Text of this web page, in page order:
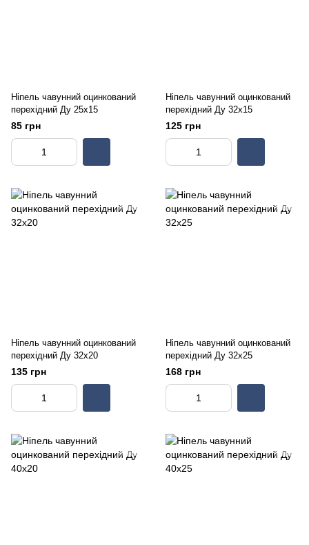
Ніпель чавунний оцинкований
перехідний Ду 25х15
85 грн
Ніпель чавунний оцинкований
перехідний Ду 32х15
125 грн
Ніпель чавунний оцинкований
перехідний Ду 32х20
135 грн
Ніпель чавунний оцинкований
перехідний Ду 32х25
168 грн